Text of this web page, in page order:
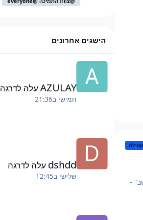
-
הישגים אחרונים
AZULAY עלה לדרגה
חמישי ב21:36
dshdd עלה לדרגה
שלישי ב12:45